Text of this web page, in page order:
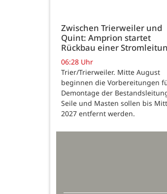
Zwischen Trierweiler und
Quint: Amprion startet
Rückbau einer
06:28 Uhr
Trier/Trierweiler. Mitte August
beginnen die Vorbereitungen
Demontage der
Seile und Masten sollen bis
2027 entfernt werden.